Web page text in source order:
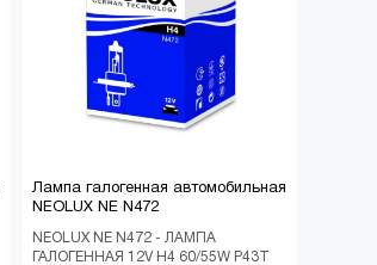
Лампа галогенная автомобильная
NEOLUX NE N472
NEOLUX NE N472 - ЛАМПА
ГАЛОГЕННАЯ 12V H4 60/55W P43T